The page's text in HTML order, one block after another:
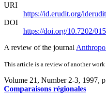
URI
https://id.erudit.org/
DOI
https://doi.org/10.7202/
A review of the journal
This article is a review of another
Volume 21, Number 2-3, 1997,
Comparaisons régionales